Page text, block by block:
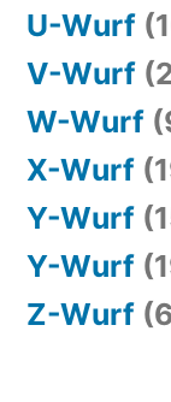
U-Wurf
V-Wurf
W-Wurf
X-Wurf
Y-Wurf
Y-Wurf
Z-Wurf